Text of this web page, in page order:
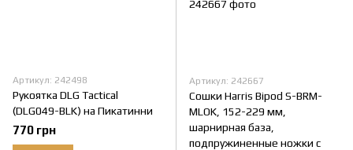
Артикул: 242498
Рукоятка DLG Tactical
(DLG049-BLK) на Пикатинни
770 грн
Артикул: 242667
Сошки Harris Bipod S-BRM-
MLOK, 152-229 мм,
шарнирная база,
подпружиненные ножки с